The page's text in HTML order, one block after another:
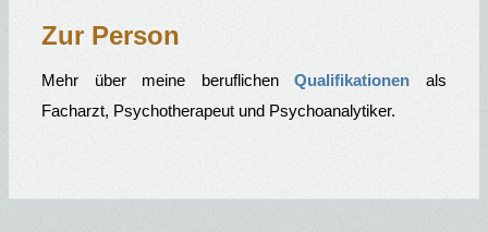
Zur Person
Mehr über meine beruflichenQualifikationen als
Facharzt, Psychotherapeut und Psychoanalytiker.